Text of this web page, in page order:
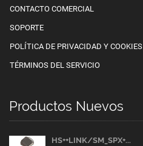
CONTACTO COMERCIAL
SOPORTE
POLÍTICA DE PRIVACIDAD Y COOKIES
TÉRMINOS DEL SERVICIO
Productos Nuevos
HS++LINK/SM_SPX+...